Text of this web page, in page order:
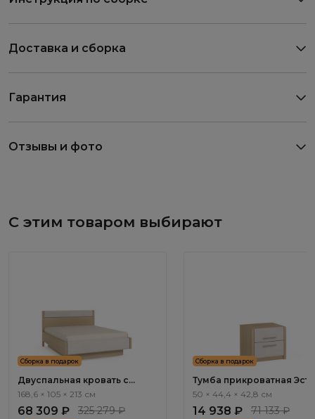
Доставка и сборка
Гарантия
Отзывы и фото
С этим товаром выбирают
Сборка в подарок
Двуспальная кровать с
подъемным механизмом
Эсте / Este ST111.6
168,6 × 105 × 213 см
68 309 ₽ 325 279 ₽
Сборка в подарок
Тумба прикроватная
Este ST011.2
50 × 44,4 × 42,8 см
14 938 ₽ 71 133 ₽